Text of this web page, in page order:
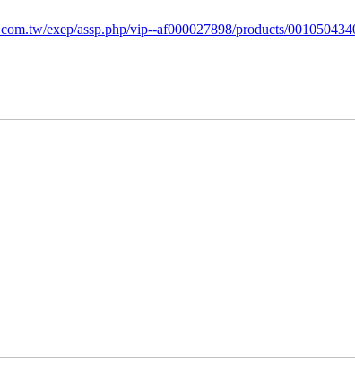
exep/assp.php/vip--af000027898/products/